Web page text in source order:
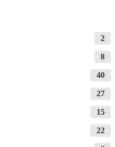
2
8
40
27
15
22